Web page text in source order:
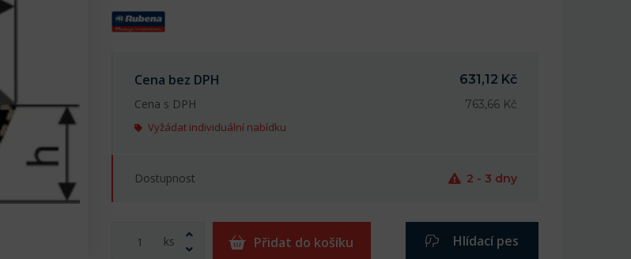
Cena bez DPH
631,12 Kč
Cena s DPH
763,66 Kč
Vyžádat individuální nabídku
Dostupnost 2 - 3 dny
ks Přidat do košíku Hlídací pes